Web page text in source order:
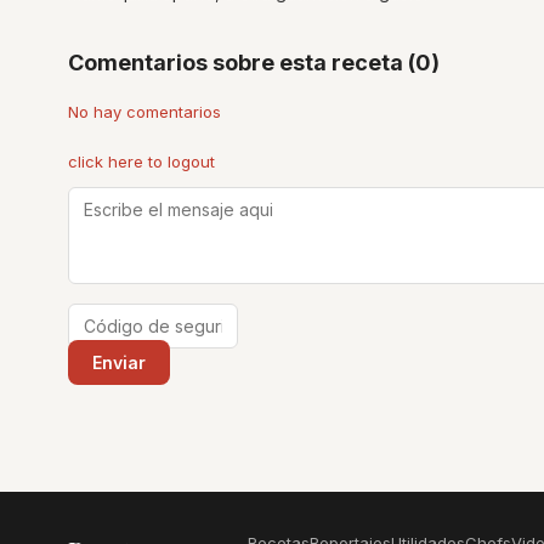
Comentarios sobre esta receta (0)
No hay comentarios
click here to logout